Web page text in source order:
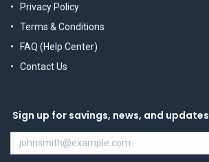
Privacy Policy
Terms & Conditions
FAQ (Help Center)
Contact Us
Sign up for savings, news, and updates